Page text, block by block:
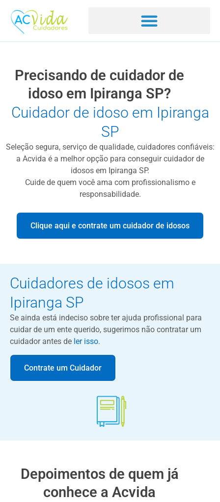
Precisando de cuidador de
idoso em Ipiranga SP?
Cuidador de idoso em Ipiranga
SP
Seleção segura, serviço de qualidade, cuidadores confiáveis:
a Acvida é a melhor opção para conseguir cuidador de
idosos em Ipiranga SP.
Cuide de quem você ama com profissionalismo e
responsabilidade.
Clique aqui e contrate um cuidador de idosos
Cuidadores de idosos em
Ipiranga SP
Se ainda está indeciso sobre ter ajuda profissional para
cuidar de um ente querido, sugerimos não contratar um
cuidador antes de ler isso.
Contrate um Cuidador
Depoimentos de quem já
conhece a Acvida